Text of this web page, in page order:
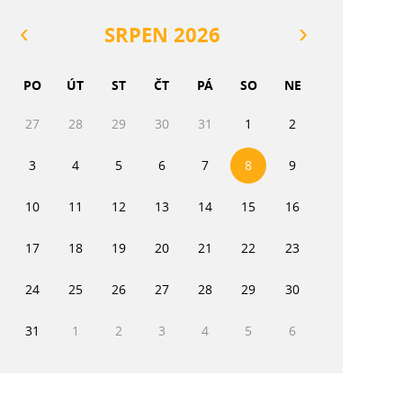
SRPEN 2026
PO ÚT ST ČT PÁ SO NE
27 28 29 30 31 1 2
3 4 5 6 7 8 9
10 11 12 13 14 15 16
17 18 19 20 21 22 23
24 25 26 27 28 29 30
31 1 2 3 4 5 6